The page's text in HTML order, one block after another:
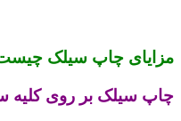
مزایای چاپ سیلک
چاپ سیلک بر روی